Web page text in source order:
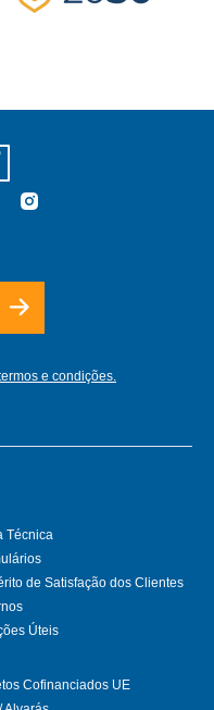
Instagram
e condições.
Técnica
de Satisfação dos Clientes
Úteis
Cofinanciados UE